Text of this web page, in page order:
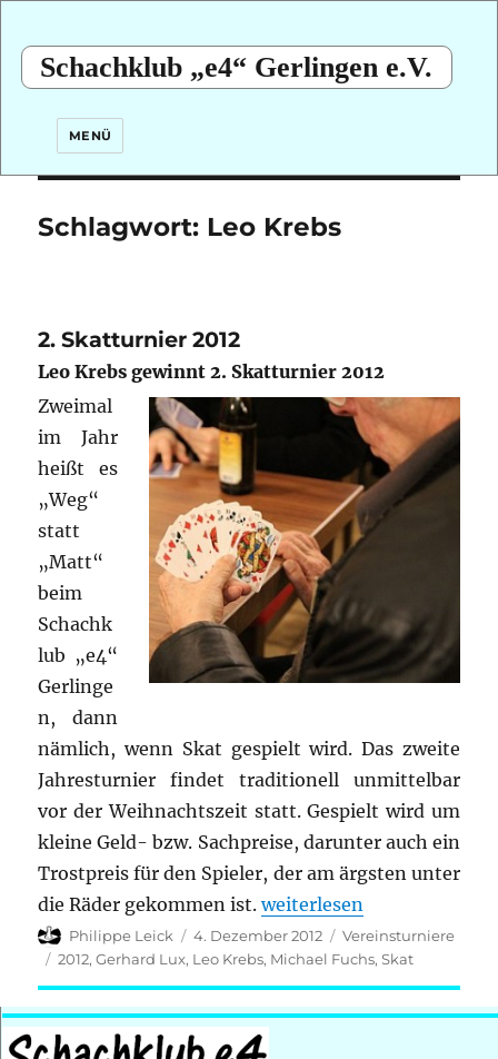
Schachklub „e4“ Gerlingen e.V.
MENÜ
Schlagwort: Leo Krebs
2. Skatturnier 2012
Leo Krebs gewinnt 2. Skatturnier 2012
Zweimal
im Jahr
heißt es
„Weg“
statt
„Matt“
beim
Schachk
lub „e4“
Gerlinge
n, dann
nämlich, wenn Skat gespielt wird. Das zweite
Jahresturnier findet traditionell unmittelbar
vor der Weihnachtszeit statt. Gespielt wird um
kleine Geld- bzw. Sachpreise, darunter auch ein
Trostpreis für den Spieler, der am ärgsten unter
die Räder gekommen ist.„2. Skatturnier 2012“
weiterlesen
Autor
Philippe Leick
Veröffentlicht
am
4. Dezember 2012 Kategorien
Vereinsturniere
Schlagwörter
2012,Gerhard Lux, Leo Krebs, Michael Fuchs,Skat